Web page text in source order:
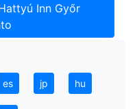
Inn Győr
es jp hu